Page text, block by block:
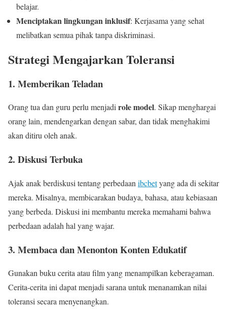
belajar.
Menciptakan lingkungan inklusif: Kerjasama yang sehat
melibatkan semua pihak tanpa diskriminasi.
Strategi Mengajarkan Toleransi
1. Memberikan Teladan
Orang tua dan guru perlu menjadirole model. Sikap menghargai
orang lain, mendengarkan dengan sabar, dan tidak menghakimi
akan ditiru oleh anak.
2. Diskusi Terbuka
Ajak anak berdiskusi tentang perbedaan ibcbetyang ada di sekitar
mereka. Misalnya, membicarakan budaya, bahasa, atau kebiasaan
yang berbeda. Diskusi ini membantu mereka memahami bahwa
perbedaan adalah hal yang wajar.
3. Membaca dan Menonton Konten Edukatif
Gunakan buku cerita atau film yang menampilkan keberagaman.
Cerita-cerita ini dapat menjadi sarana untuk menanamkan nilai
toleransi secara menyenangkan.